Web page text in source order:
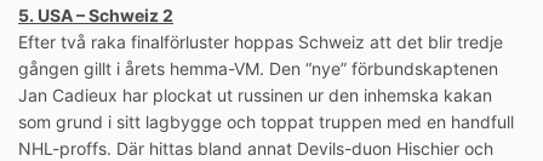
5. USA – Schweiz 2
Efter två raka finalförluster hoppas Schweiz att det blir tredje
gången gillt i årets hemma-VM. Den “nye” förbundskaptenen
Jan Cadieux har plockat ut russinen ur den inhemska kakan
som grund i sitt lagbygge och toppat truppen med en handfull
NHL-proffs. Där hittas bland annat Devils-duon Hischier och